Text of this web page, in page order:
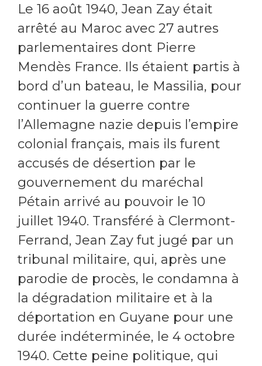
Le 16 août 1940, Jean Zay était
arrêté au Maroc avec 27 autres
parlementaires dont Pierre
Mendès France. Ils étaient partis à
bord d’un bateau, le Massilia, pour
continuer la guerre contre
l’Allemagne nazie depuis l’empire
colonial français, mais ils furent
accusés de désertion par le
gouvernement du maréchal
Pétain arrivé au pouvoir le 10
juillet 1940. Transféré à Clermont-
Ferrand, Jean Zay fut jugé par un
tribunal militaire, qui, après une
parodie de procès, le condamna à
la dégradation militaire et à la
déportation en Guyane pour une
durée indéterminée, le 4 octobre
1940. Cette peine politique, qui